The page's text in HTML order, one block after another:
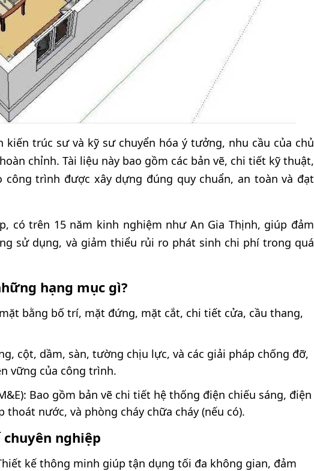
trúc sư và kỹ sư chuyển hóa ý tưởng, nhu cầu của chủ
chỉnh. Tài liệu này bao gồm các bản vẽ, chi tiết kỹ thuật,
trình được xây dựng đúng quy chuẩn, an toàn và đạt
có trên 15 năm kinh nghiệm như An Gia Thịnh, giúp đảm
sử dụng, và giảm thiểu rủi ro phát sinh chi phí trong quá
hạng mục gì?
bằng bố trí, mặt đứng, mặt cắt, chi tiết cửa, cầu thang,
cột, dầm, sàn, tường chịu lực, và các giải pháp chống đỡ,
vững của công trình.
Bao gồm bản vẽ chi tiết hệ thống điện chiếu sáng, điện
nước, và phòng cháy chữa cháy (nếu có).
nghiệp
kế thông minh giúp tận dụng tối đa không gian, đảm